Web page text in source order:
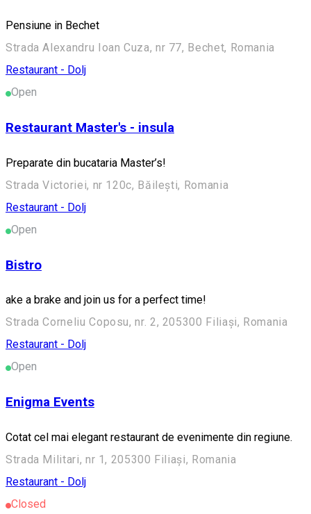
Pensiune in Bechet
Strada Alexandru Ioan Cuza, nr 77, Bechet, Romania
Restaurant - Dolj
Open
Restaurant Master's - insula
Preparate din bucataria Master’s!
Strada Victoriei, nr 120c, Băilești, Romania
Restaurant - Dolj
Open
Bistro
ake a brake and join us for a perfect time!
Strada Corneliu Coposu, nr. 2, 205300 Filiași, Romania
Restaurant - Dolj
Open
Enigma Events
Cotat cel mai elegant restaurant de evenimente din regiune.
Strada Militari, nr 1, 205300 Filiași, Romania
Restaurant - Dolj
Closed